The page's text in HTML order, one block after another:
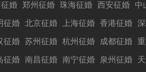
婚 郑州征婚 珠海征婚 西安征婚 中
征婚 北京征婚 上海征婚 香港征婚
征婚 苏州征婚 杭州征婚 成都征婚
征婚 南昌征婚 南宁征婚 泉州征婚